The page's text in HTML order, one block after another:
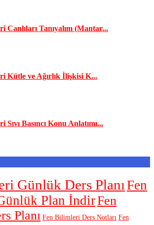
Canlıları Tanıyalım (Mantar...
Kütle ve Ağırlık İlişkisi K...
Sıvı Basıncı Konu Anlatımı...
Günlük Ders Planı Fen
Plan İndirFen
Planı Fen Bilimleri Ders Notları Fen